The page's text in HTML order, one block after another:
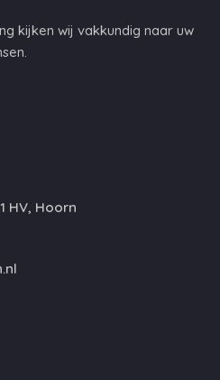
kijken wij vakkundig naar uw
HV, Hoorn